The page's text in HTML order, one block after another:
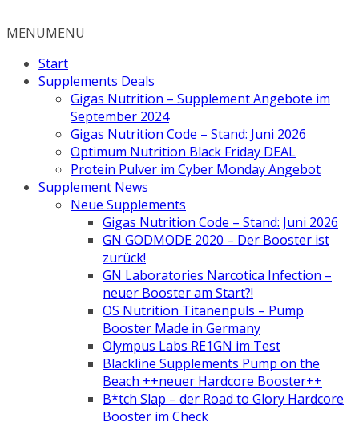
Inhalt
MENUMENU
Start
Supplements Deals
Gigas Nutrition – Supplement Angebote im
September 2024
Gigas Nutrition Code – Stand: Juni 2026
Optimum Nutrition Black Friday DEAL
Protein Pulver im Cyber Monday Angebot
Supplement News
Neue Supplements
Gigas Nutrition Code – Stand: Juni 2026
GN GODMODE 2020 – Der Booster ist
zurück!
GN Laboratories Narcotica Infection –
neuer Booster am Start?!
OS Nutrition Titanenpuls – Pump
Booster Made in Germany
Olympus Labs RE1GN im Test
Blackline Supplements Pump on the
Beach ++neuer Hardcore Booster++
B*tch Slap – der Road to Glory Hardcore
Booster im Check